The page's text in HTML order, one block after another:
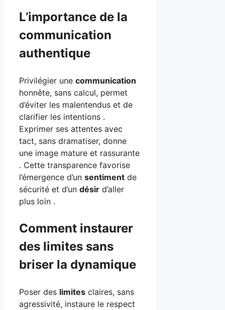
L’importance de la
communication
authentique
Privilégier une communication
honnête, sans calcul, permet
d’éviter les malentendus et de
clarifier les intentions .
Exprimer ses attentes avec
tact, sans dramatiser, donne
une image mature et rassurante
. Cette transparence favorise
l’émergence d’un sentiment de
sécurité et d’un désir d’aller
plus loin .
Comment instaurer
des limites sans
briser la dynamique
Poser des limites claires, sans
agressivité, instaure le respect